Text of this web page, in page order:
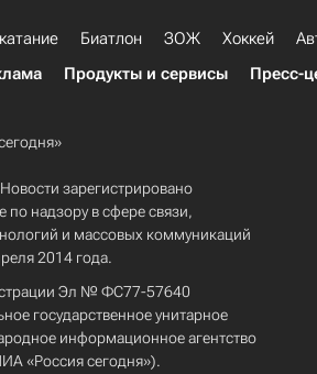
Биатлон ЗОЖ Хоккей
Продукты и сервисы Пресс-
зарегистрировано
по надзору в сфере связи,
и массовых коммуникаций
2014 года.
Эл № ФС77-57640
государственное унитарное
информационное агентство
«Россия сегодня»).